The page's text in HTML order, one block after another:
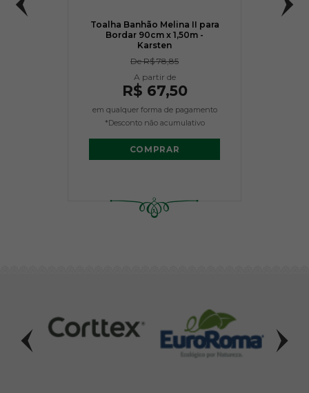
Toalha Banhão Melina II para
Bordar 90cm x 1,50m -
Karsten
DeR$ 78,85
R$ 67,50
em qualquer forma de pagamento
*Desconto não acumulativo
COMPRAR